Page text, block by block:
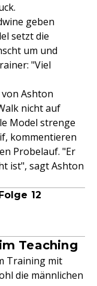
geben
setzt die
um und
"Viel
Ashton
nicht auf
Model strenge
kommentieren
Probelauf. "Er
ist", sagt Ashton
12
Teaching
Training mit
die männlichen